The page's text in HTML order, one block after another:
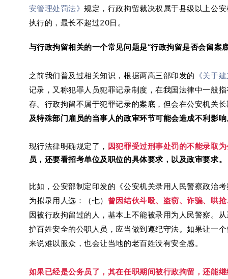
安管理处罚法》规定，行政拘留裁决权属于县级以上公
执行的，最长不超过20日。
与行政拘留相关的一个常见问题是“行政拘留是否会留案
之前我们普及过相关知识，根据两高三部印发的 《关于
记录，又称犯罪人员犯罪记录制度，在我国法律中一般
存。行政拘留不属于犯罪记录的案底，但会在公安机关
及特殊部门雇员的当事人的政审环节可能会造成不利影
现行法律明确规定了， 因犯罪受过刑事处罚的不能录取
员，还要看招考单位及职位的具体要求，以及政审要求。
比如，公安部制定印发的《公安机关录用人民警察政治
为拟录用人选：
（七） 曾因结伙斗殴、盗窃、诈骗、哄
因被行政拘留过的人，基本上不能被录用为人民警察。
护百姓安全的公职人员，应当做到遵纪守法。如果让一
来说难以服众，也会让当地的老百姓没有安全感。
如果已经是公务员了，其在任职期间被行政拘留，还能